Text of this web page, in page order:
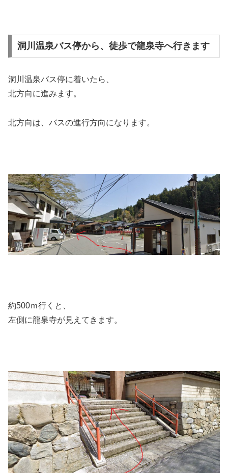
洞川温泉バス停から、徒歩で龍泉寺へ行きます
洞川温泉バス停に着いたら、
北方向に進みます。
北方向は、バスの進行方向になります。
約500ｍ行くと、
左側に龍泉寺が見えてきます。